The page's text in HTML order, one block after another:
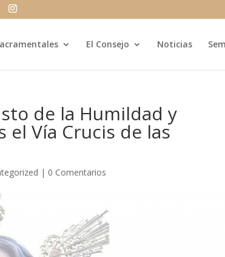
El Consejo Noticias
de la Humildad y
el Vía Crucis de las
| 0 Comentarios